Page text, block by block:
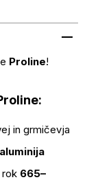
Proline!
in grmičevja
aluminija
rok 665–